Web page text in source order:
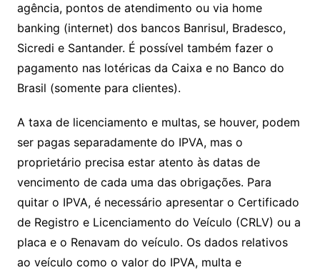
agência, pontos de atendimento ou via home
banking (internet) dos bancos Banrisul, Bradesco,
Sicredi e Santander. É possível também fazer o
pagamento nas lotéricas da Caixa e no Banco do
Brasil (somente para clientes).
A taxa de licenciamento e multas, se houver, podem
ser pagas separadamente do IPVA, mas o
proprietário precisa estar atento às datas de
vencimento de cada uma das obrigações. Para
quitar o IPVA, é necessário apresentar o Certificado
de Registro e Licenciamento do Veículo (CRLV) ou a
placa e o Renavam do veículo. Os dados relativos
ao veículo como o valor do IPVA, multa e